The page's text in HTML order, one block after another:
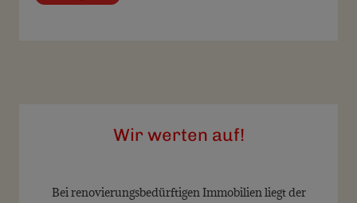
Wir werten auf!
Bei renovierungsbedürftigen Immobilien liegt der